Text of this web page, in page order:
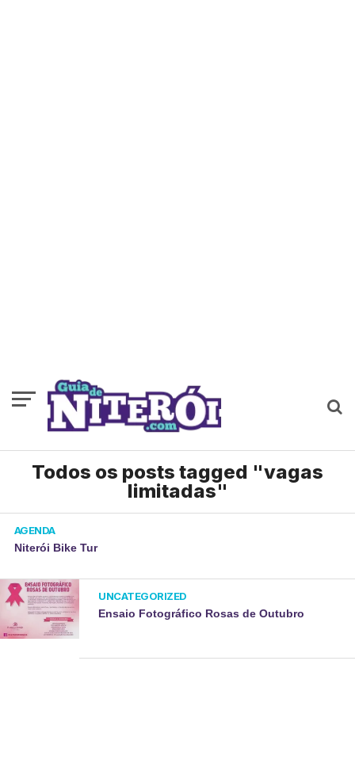
Todos os posts tagged "vagas
limitadas"
AGENDA
Niterói Bike Tur
UNCATEGORIZED
Ensaio Fotográfico Rosas de Outubro